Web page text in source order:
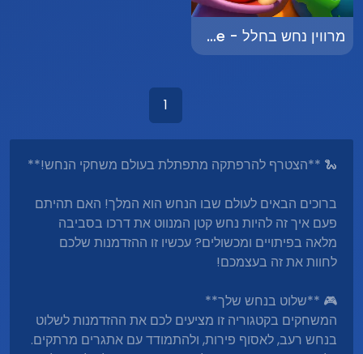
מרווין נחש בחלל - Marvin Space Snake
1
🐍 **הצטרף להרפתקה מתפתלת בעולם משחקי הנחש!**
ברוכים הבאים לעולם שבו הנחש הוא המלך! האם תהיתם
פעם איך זה להיות נחש קטן המנווט את דרכו בסביבה
מלאה בפיתויים ומכשולים? עכשיו זו ההזדמנות שלכם
לחוות את זה בעצמכם!
🎮 **שלוט בנחש שלך**
המשחקים בקטגוריה זו מציעים לכם את ההזדמנות לשלוט
בנחש רעב, לאסוף פירות, ולהתמודד עם אתגרים מרתקים.